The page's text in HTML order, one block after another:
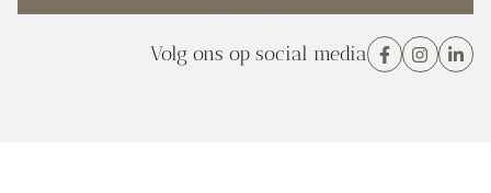
Volg ons op social media